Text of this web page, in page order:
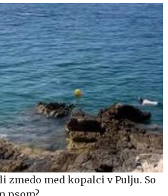
med kopalci v Pulju. So